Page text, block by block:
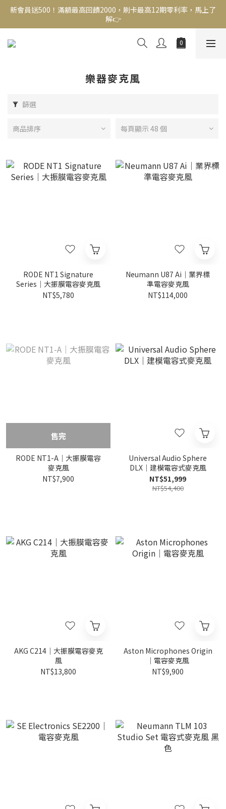
新會員送500！滿額最高回饋2000，刷卡最高12期零利率，馬上了
解👉
新會員送500！滿額最高回饋2000，刷卡最高12期零利率，馬上了
解👉
結帳頁選zingala銀角零卡分期，輕鬆打包
樂器麥克風
篩選
商品排序 每頁顯示 48 個
RODE NT1 Signature
Series｜大振膜電容麥克風
NT$5,780
Neumann U87 Ai｜業界標
準電容麥克風
NT$114,000
售完
RODE NT1-A｜大振膜電容
麥克風
NT$7,900
Universal Audio Sphere
DLX｜建模電容式麥克風
NT$51,999
NT$54,400
AKG C214｜大振膜電容麥克
風
NT$13,800
Aston Microphones Origin
｜電容麥克風
NT$9,900